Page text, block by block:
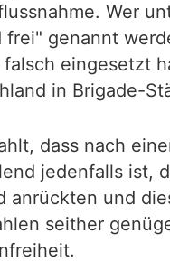
Wer
genannt
eingesetzt
in Brigade-
dass nach
jedenfalls ist,
anrückten und
seither